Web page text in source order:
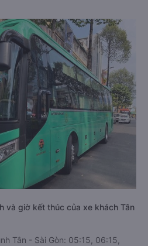
và giờ kết thúc của xe khách Tân
Tân - Sài Gòn: 05:15, 06:15,